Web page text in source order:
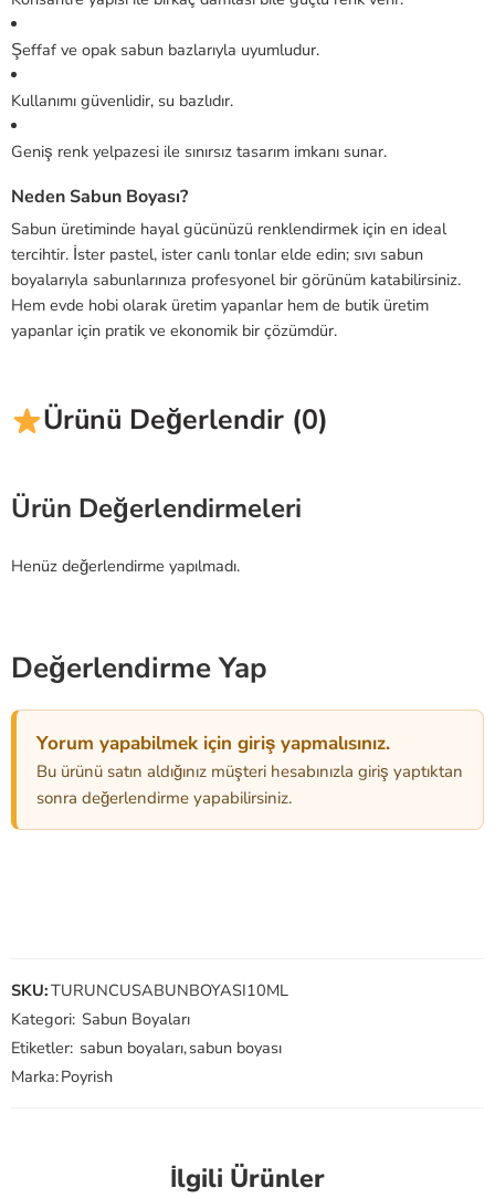
Şeffaf ve opak sabun bazlarıyla uyumludur.
Kullanımı güvenlidir, su bazlıdır.
Geniş renk yelpazesi ile sınırsız tasarım imkanı sunar.
Neden Sabun Boyası?
Sabun üretiminde hayal gücünüzü renklendirmek için en ideal
tercihtir. İster pastel, ister canlı tonlar elde edin; sıvı sabun
boyalarıyla sabunlarınıza profesyonel bir görünüm katabilirsiniz.
Hem evde hobi olarak üretim yapanlar hem de butik üretim
yapanlar için pratik ve ekonomik bir çözümdür.
Ürünü Değerlendir (0)
Ürün Değerlendirmeleri
Henüz değerlendirme yapılmadı.
Değerlendirme Yap
Yorum yapabilmek için giriş yapmalısınız.
Bu ürünü satın aldığınız müşteri hesabınızla giriş yaptıktan
sonra değerlendirme yapabilirsiniz.
SKU:TURUNCUSABUNBOYASI10ML
Kategori: Sabun Boyaları
Etiketler: sabun boyaları,sabun boyası
Marka:Poyrish
İlgili Ürünler